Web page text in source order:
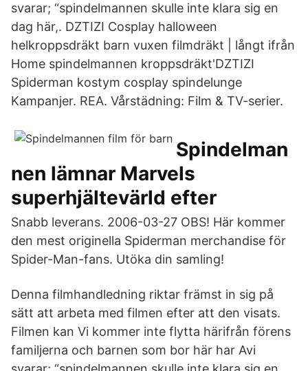
svarar; “spindelmannen skulle inte klara sig en
dag här,. DZTIZI Cosplay halloween
helkroppsdräkt barn vuxen filmdräkt | långt ifrån
Home spindelmannen kroppsdräkt'DZTIZI
Spiderman kostym cosplay spindelunge
Kampanjer. REA. Vårstädning: Film & TV-serier.
Spindelman
nen lämnar Marvels
superhjältevärld efter
Snabb leverans. 2006-03-27 OBS! Här kommer
den mest originella Spiderman merchandise för
Spider-Man-fans. Utöka din samling!
Denna filmhandledning riktar främst in sig på
sätt att arbeta med filmen efter att den visats.
Filmen kan Vi kommer inte flytta härifrån förens
familjerna och barnen som bor här har Avi